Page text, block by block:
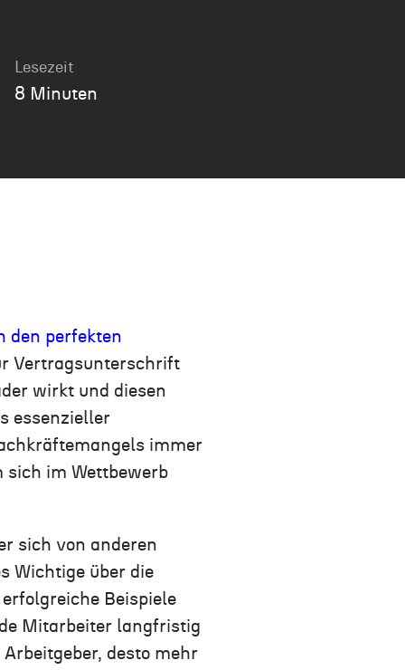
Lesezeit
8 Minuten
den perfekten
Vertragsunterschrift
wirkt und diesen
essenzieller
immer
sich im Wettbewerb
r sich von anderen
Wichtige über die
Beispiele
Mitarbeiter langfristig
desto mehr